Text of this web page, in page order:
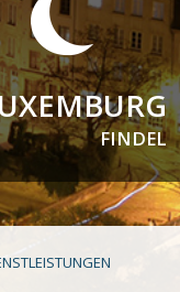
FINDEL